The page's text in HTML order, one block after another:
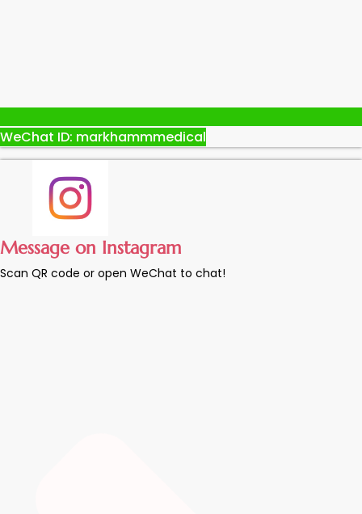
WeChat ID: markhammmedical
Message on Instagram
Scan QR code or open WeChat to chat!